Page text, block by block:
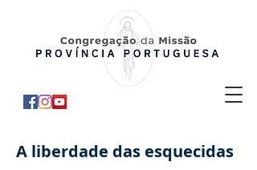
A liberdade das esquecidas